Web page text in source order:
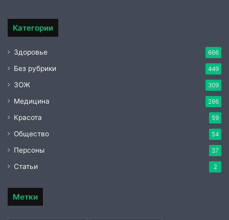
Категории
Здоровье 666
Без рубрики 449
ЗОЖ 309
Медицина 286
Красота 59
Общество 54
Персоны 37
Статьи 2
Метки